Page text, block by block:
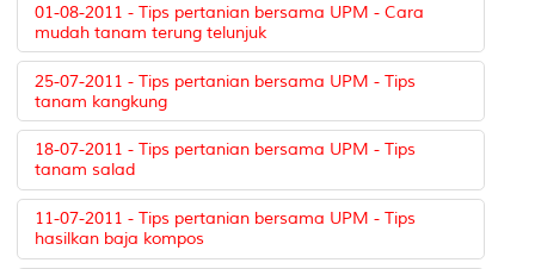
01-08-2011 - Tips pertanian bersama UPM - Cara
mudah tanam terung telunjuk
25-07-2011 - Tips pertanian bersama UPM - Tips
tanam kangkung
18-07-2011 - Tips pertanian bersama UPM - Tips
tanam salad
11-07-2011 - Tips pertanian bersama UPM - Tips
hasilkan baja kompos